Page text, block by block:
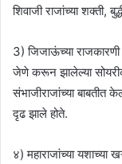
शिवाजी राजांच्या शक्ती,
3) जिजाऊंच्या राजकारणी
जेणे करून झालेल्या
संभाजीराजांच्या बाबतीत
दृढ झाले होते.
४) महाराजांच्या यशाच्या